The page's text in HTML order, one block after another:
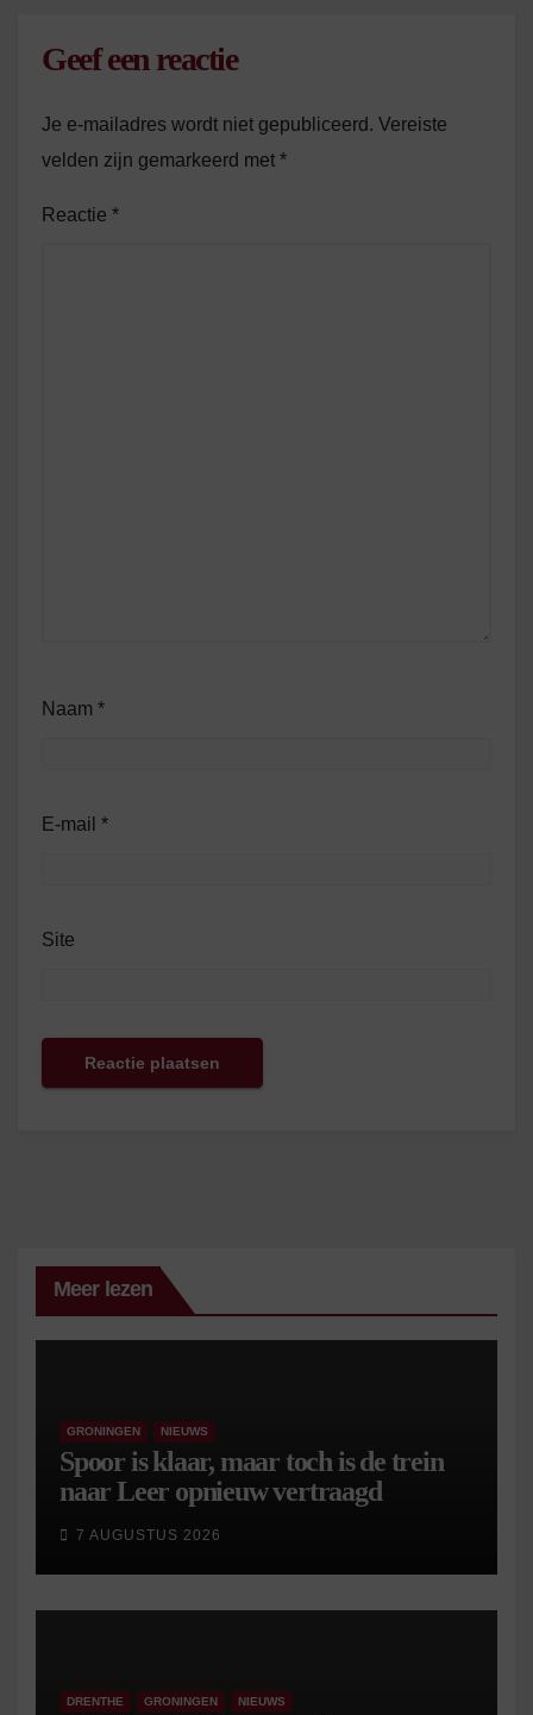
Geef een reactie
Je e-mailadres wordt niet gepubliceerd. Vereiste
velden zijn gemarkeerd met *
Reactie *
Naam *
E-mail *
Site
Meer lezen
GRONINGEN NIEUWS
Spoor is klaar, maar toch is de trein
naar Leer opnieuw vertraagd
7 AUGUSTUS 2026
DRENTHE GRONINGEN NIEUWS